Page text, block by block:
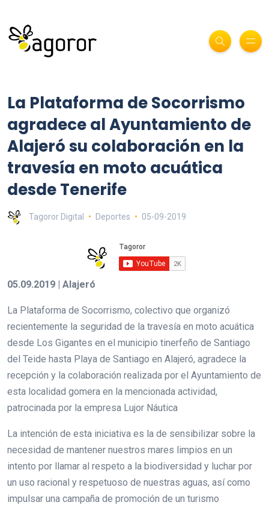
La Plataforma de Socorrismo
agradece al Ayuntamiento de
Alajeró su colaboración en la
travesía en moto acuática
desde Tenerife
Tagoror Digital Deportes 05-09-2019
05.09.2019 | Alajeró
La Plataforma de Socorrismo, colectivo que organizó
recientemente la seguridad de la travesía en moto acuática
desde Los Gigantes en el municipio tinerfeño de Santiago
del Teide hasta Playa de Santiago en Alajeró, agradece la
recepción y la colaboración realizada por el Ayuntamiento de
esta localidad gomera en la mencionada actividad,
patrocinada por la empresa Lujor Náutica
La intención de esta iniciativa es la de sensibilizar sobre la
necesidad de mantener nuestros mares limpios en un
intento por llamar al respeto a la biodiversidad y luchar por
un uso racional y respetuoso de nuestras aguas, así como
impulsar una campaña de promoción de un turismo